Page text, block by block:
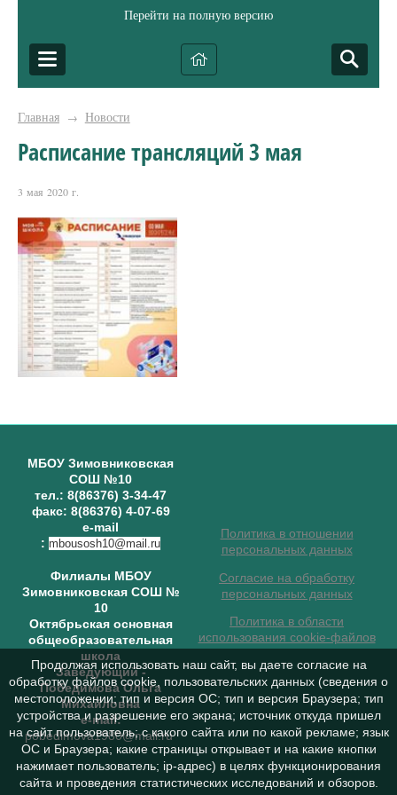
Перейти на полную версию
Главная → Новости
Расписание трансляций 3 мая
3 мая 2020 г.
МБОУ Зимовниковская
СОШ №10
тел.: 8(86376) 3-34-47
факс: 8(86376) 4-07-69
e-mail
: mbousosh10@mail.ru
Филиалы МБОУ
Зимовниковская СОШ №
10
Октябрьская основная
общеобразовательная
школа
Заведующий-
Победимова Ольга
Михайловна
e-mail:
pobedimova1980@mail.ru
Политика в отношении
персональных данных
Согласие на обработку
персональных данных
Политика в области
использования cookie-файлов
Продолжая использовать наш сайт, вы даете согласие на
обработку файлов cookie, пользовательских данных (сведения о
местоположении; тип и версия ОС; тип и версия Браузера; тип
устройства и разрешение его экрана; источник откуда пришел
на сайт пользователь; с какого сайта или по какой рекламе; язык
ОС и Браузера; какие страницы открывает и на какие кнопки
нажимает пользователь; ip-адрес) в целях функционирования
сайта и проведения статистических исследований и обзоров.